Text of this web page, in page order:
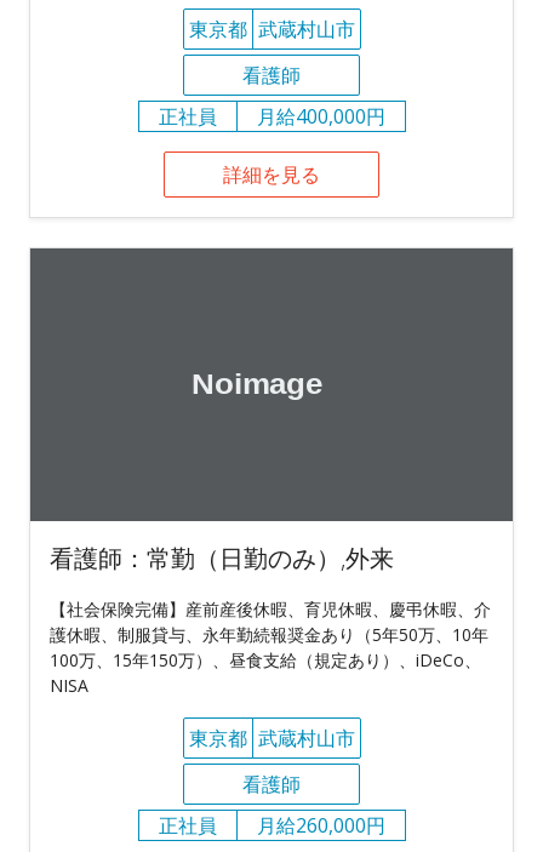
東京都 武蔵村山市
看護師
正社員
月給400,000円
詳細を見る
看護師：常勤（日勤のみ）,外来
【社会保険完備】産前産後休暇、育児休暇、慶弔休暇、介
護休暇、制服貸与、永年勤続報奨金あり（5年50万、10年
100万、15年150万）、昼食支給（規定あり）、iDeCo、
NISA
東京都 武蔵村山市
看護師
正社員
月給260,000円